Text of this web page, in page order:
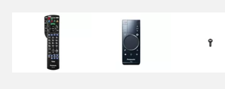
に提供しません。お問い合わせは、ご相談された
窓口にご連絡ください。
なお、本ウェブサイトに公開されている取扱説明
書は、原則として商品が発売された当初のものを
掲載しています。したがいまして、会社名やお客
様ご相談窓口の連絡先などが変更されている場合